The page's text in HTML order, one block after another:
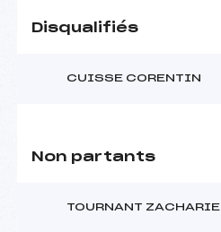
Disqualifiés
CUISSE CORENTIN
Non partants
TOURNANT ZACHARIE